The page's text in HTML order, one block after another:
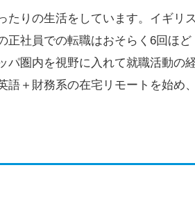
たりの生活をしています。イギ
社員での転職はおそらく6回ほど
パ圏内を視野に入れて就職活動の
語＋財務系の在宅リモートを始め